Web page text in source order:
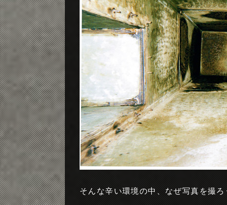
そんな辛い環境の中、なぜ写真を撮ろ